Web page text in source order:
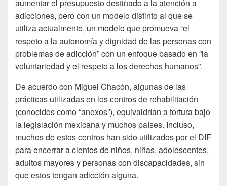
aumentar el presupuesto destinado a la atención a
adicciones, pero con un modelo distinto al que se
utiliza actualmente, un modelo que promueva “el
respeto a la autonomía y dignidad de las personas con
problemas de adicción” con un enfoque basado en “la
voluntariedad y el respeto a los derechos humanos”.
De acuerdo con Miguel Chacón, algunas de las
prácticas utilizadas en los centros de rehabilitación
(conocidos como “anexos”), equivaldrían a tortura bajo
la legislación mexicana y muchos países. Incluso,
muchos de estos centros han sido utilizados por el DIF
para encerrar a cientos de niños, niñas, adolescentes,
adultos mayores y personas con discapacidades, sin
que estos tengan adicción alguna.